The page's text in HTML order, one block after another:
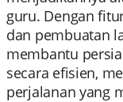
guru. Dengan
dan pembuatan
membantu
secara efisien,
perjalanan yang